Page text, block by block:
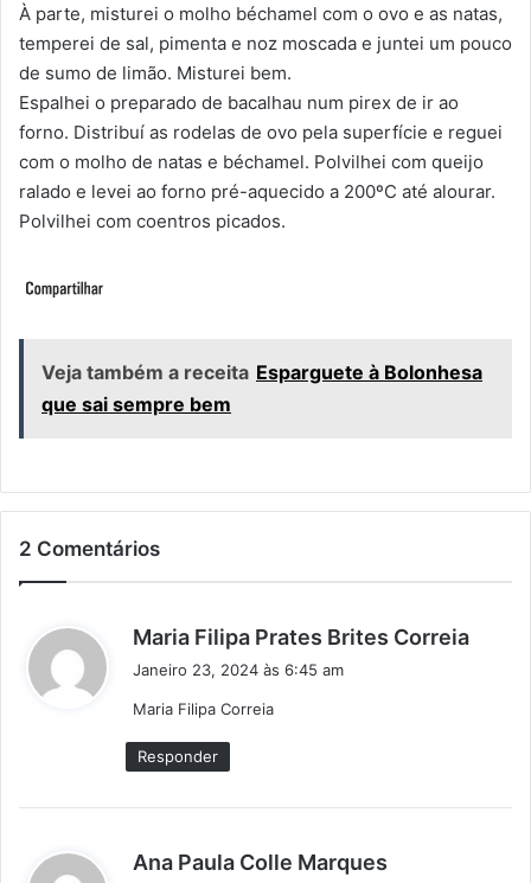
À parte, misturei o molho béchamel com o ovo e as natas,
temperei de sal, pimenta e noz moscada e juntei um pouco
de sumo de limão. Misturei bem.
Espalhei o preparado de bacalhau num pirex de ir ao
forno. Distribuí as rodelas de ovo pela superfície e reguei
com o molho de natas e béchamel. Polvilhei com queijo
ralado e levei ao forno pré-aquecido a 200ºC até alourar.
Polvilhei com coentros picados.
Veja também a receita Esparguete à Bolonhesa
que sai sempre bem
2 Comentários
Maria Filipa Prates Brites Correia
Janeiro 23, 2024 às 6:45 am
Maria Filipa Correia
Responder
Ana Paula Colle Marques